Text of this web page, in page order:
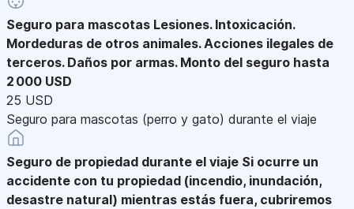
Seguro para mascotas Lesiones. Intoxicación.
Mordeduras de otros animales. Acciones ilegales de
terceros. Daños por armas. Monto del seguro hasta
2 000 USD
25 USD
Seguro para mascotas (perro y gato) durante el viaje
Seguro de propiedad durante el viaje Si ocurre un
accidente con tu propiedad (incendio, inundación,
desastre natural) mientras estás fuera, cubriremos